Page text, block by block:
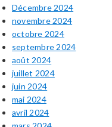
Décembre 2024
novembre 2024
octobre 2024
septembre 2024
août 2024
juillet 2024
juin 2024
mai 2024
avril 2024